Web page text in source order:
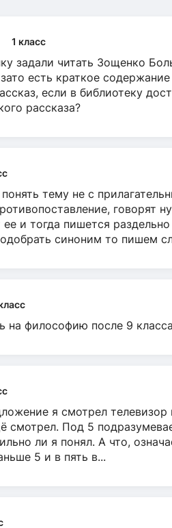
1 класс
задали читать Зощенко
есть краткое
если в библиотеку
рассказа?
тему не с
говорят
и тогда пишется
синоним то пишем
на философию после 9
я смотрел
смотрел. Под 5
ли я понял. А что,
5 и в пять в...